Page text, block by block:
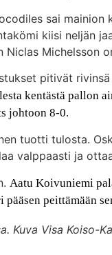
sai
kiisi neljän
Niclas Michelsson
pitivät
kentästä pallon
johtoon 8-0.
tuotti tulosta.
valppaasti ja
Aatu Koivuniemi
peittämään
Kuva Visa Koiso-